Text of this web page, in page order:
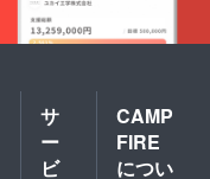
サ
ー
ビ
CAMP
FIRE
につい